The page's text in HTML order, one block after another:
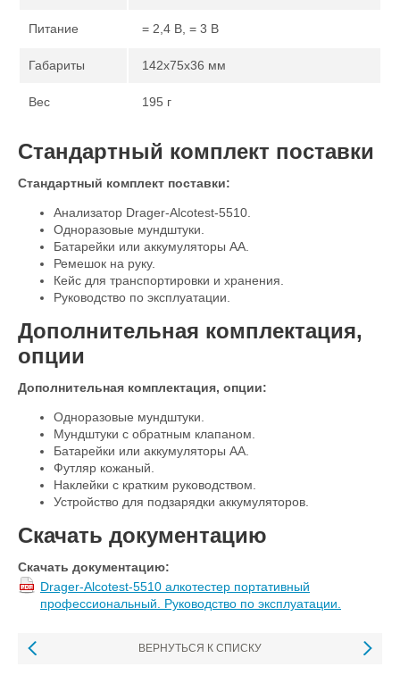
Питание = 2,4 В, = 3 В
Габариты 142х75x36 мм
Вес 195 г
Стандартный комплект поставки
Стандартный комплект поставки:
Анализатор Drager-Alcotest-5510.
Одноразовые мундштуки.
Батарейки или аккумуляторы АА.
Ремешок на руку.
Кейс для транспортировки и хранения.
Руководство по эксплуатации.
Дополнительная комплектация,
опции
Дополнительная комплектация, опции:
Одноразовые мундштуки.
Мундштуки с обратным клапаном.
Батарейки или аккумуляторы АА.
Футляр кожаный.
Наклейки с кратким руководством.
Устройство для подзарядки аккумуляторов.
Скачать документацию
Скачать документацию:
Drager-Alcotest-5510 алкотестер портативный
профессиональный. Руководство по эксплуатации.
ВЕРНУТЬСЯ К СПИСКУ